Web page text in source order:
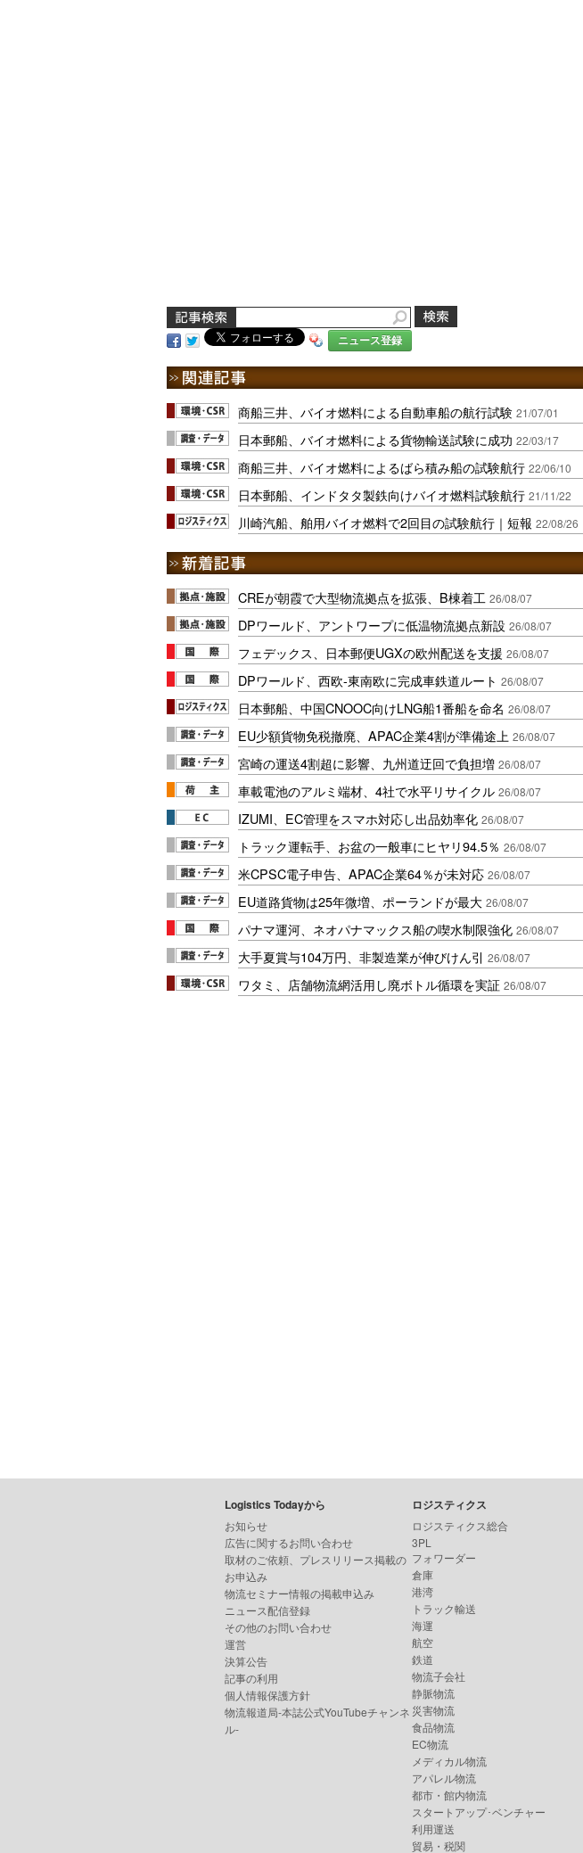
ニュース登録
商船三井、バイオ燃料による自動車船の航行試験 21/07/01
日本郵船、バイオ燃料による貨物輸送試験に成功 22/03/17
商船三井、バイオ燃料によるばら積み船の試験航行 22/06/10
日本郵船、インドタタ製鉄向けバイオ燃料試験航行 21/11/22
川崎汽船、舶用バイオ燃料で2回目の試験航行｜短報 22/08/26
CREが朝霞で大型物流拠点を拡張、B棟着工 26/08/07
DPワールド、アントワープに低温物流拠点新設 26/08/07
フェデックス、日本郵便UGXの欧州配送を支援 26/08/07
DPワールド、西欧-東南欧に完成車鉄道ルート 26/08/07
日本郵船、中国CNOOC向けLNG船1番船を命名 26/08/07
EU少額貨物免税撤廃、APAC企業4割が準備途上 26/08/07
宮崎の運送4割超に影響、九州道迂回で負担増 26/08/07
車載電池のアルミ端材、4社で水平リサイクル 26/08/07
IZUMI、EC管理をスマホ対応し出品効率化 26/08/07
トラック運転手、お盆の一般車にヒヤリ94.5％ 26/08/07
米CPSC電子申告、APAC企業64％が未対応 26/08/07
EU道路貨物は25年微増、ポーランドが最大 26/08/07
パナマ運河、ネオパナマックス船の喫水制限強化 26/08/07
大手夏賞与104万円、非製造業が伸びけん引 26/08/07
ワタミ、店舗物流網活用し廃ボトル循環を実証 26/08/07
Logistics Todayから
お知らせ
広告に関するお問い合わせ
取材のご依頼、プレスリリース掲載の
お申込み
物流セミナー情報の掲載申込み
ニュース配信登録
その他のお問い合わせ
運営
決算公告
記事の利用
個人情報保護方針
物流報道局-本誌公式YouTubeチャンネ
ル-
ロジスティクス
ロジスティクス総合
3PL
フォワーダー
倉庫
港湾
トラック輸送
海運
航空
鉄道
物流子会社
静脈物流
災害物流
食品物流
EC物流
メディカル物流
アパレル物流
都市・館内物流
スタートアップ･ベンチャー
利用運送
貿易・税関